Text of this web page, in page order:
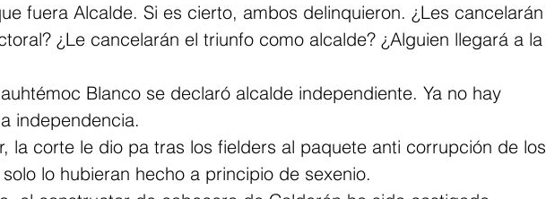
fuera Alcalde. Si es cierto, ambos delinquieron. ¿Les cancelarán
¿Le cancelarán el triunfo como alcalde? ¿Alguien llegará a la
Blanco se declaró alcalde independiente. Ya no hay
independencia.
la corte le dio pa tras los fielders al paquete anti corrupción de los
lo hubieran hecho a principio de sexenio.